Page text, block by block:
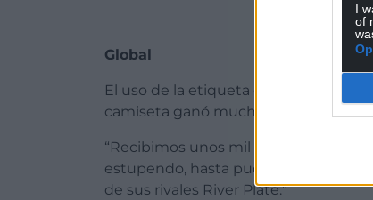
I
of
Global
El uso de la etiqueta de Boca Juniors
camiseta ganó mucha fama
“Recibimos unos mil mensajes por
estupendo, hasta pudimos cantar
de sus rivales River Plate.”